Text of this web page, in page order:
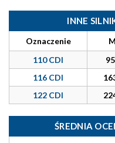
INNE
Oznaczenie
110 CDI
95
116 CDI
122 CDI
ŚREDNIA